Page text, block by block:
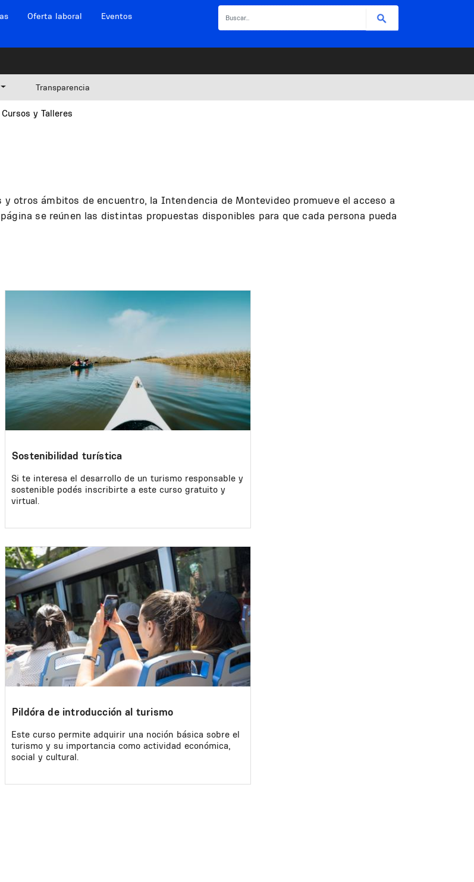
Oferta laboral Eventos
Transparencia
Cursos y Talleres
otros ámbitos de encuentro, la Intendencia de Montevideo promueve el acceso a
se reúnen las distintas propuestas disponibles para que cada persona pueda
Sostenibilidad turística
Si te interesa el desarrollo de un turismo responsable y
sostenible podés inscribirte a este curso gratuito y
virtual.
Image
Pildóra de introducción al turismo
Este curso permite adquirir una noción básica sobre el
turismo y su importancia como actividad económica,
social y cultural.